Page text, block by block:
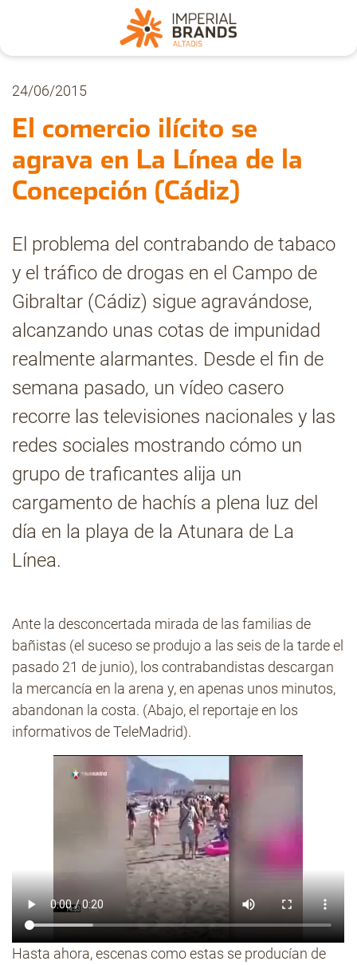
Nosotros
Secciones
Denuncia
Pregúntanos
Archivo
Estadísticas CMT
Contacto
24/06/2015
El comercio ilícito se
agrava en La Línea de la
Concepción (Cádiz)
El problema del contrabando de tabaco
y el tráfico de drogas en el Campo de
Gibraltar (Cádiz) sigue agravándose,
alcanzando unas cotas de impunidad
realmente alarmantes. Desde el fin de
semana pasado, un vídeo casero
recorre las televisiones nacionales y las
redes sociales mostrando cómo un
grupo de traficantes alija un
cargamento de hachís a plena luz del
día en la playa de la Atunara de La
Línea.
Ante la desconcertada mirada de las familias de
bañistas (el suceso se produjo a las seis de la tarde el
pasado 21 de junio), los contrabandistas descargan
la mercancía en la arena y, en apenas unos minutos,
abandonan la costa. (Abajo, el reportaje en los
informativos de TeleMadrid).
Hasta ahora, escenas como estas se producían de